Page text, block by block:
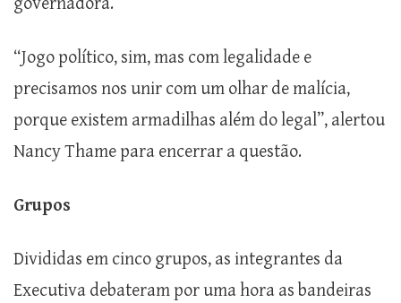
governadora.
“Jogo político, sim, mas com legalidade e
precisamos nos unir com um olhar de malícia,
porque existem armadilhas além do legal”, alertou
Nancy Thame para encerrar a questão.
Grupos
Divididas em cinco grupos, as integrantes da
Executiva debateram por uma hora as bandeiras